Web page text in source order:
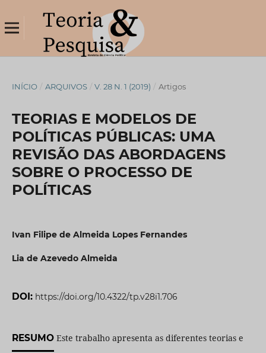
INÍCIO / ARQUIVOS / V. 28 N. 1 (2019) / Artigos
TEORIAS E MODELOS DE
POLÍTICAS PÚBLICAS: UMA
REVISÃO DAS ABORDAGENS
SOBRE O PROCESSO DE
POLÍTICAS
Ivan Filipe de Almeida Lopes Fernandes
Lia de Azevedo Almeida
DOI: https://doi.org/10.4322/tp.v28i1.706
RESUMOEste trabalho apresenta as diferentes teorias e